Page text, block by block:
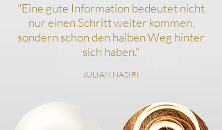
"Eine gute Information bedeutet nicht
nur einen Schritt weiter kommen,
sondern schon den halben Weg hinter
sich haben."
JULIAN NASIRI